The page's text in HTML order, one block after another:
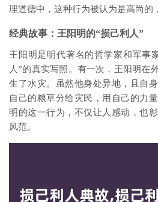
理道德中，这种行为被认为是高尚的
经典故事：王阳明的“损己利人”
王阳明是明代著名的哲学家和军事
人”的真实写照。有一次，王阳明在
生了水灾。虽然他身处异地，且自
自己的粮草分给灾民，用自己的力
明的这一行为，不仅让人感动，也
风范。